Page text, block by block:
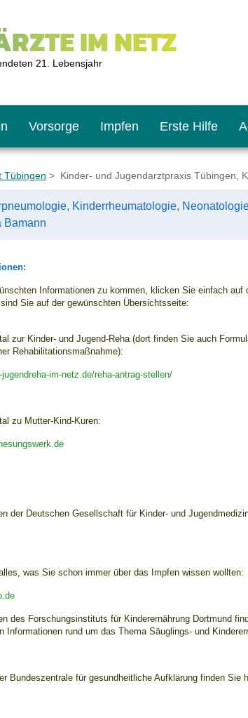
IM NETZ
21. Lebensjahr
Vorsorge
U9
U11
J2
Impfen
wie oft?
beachten?
Erste Hilfe
zum Bildschirmmediengebrauch
Vorsorgen
Tübingen > Kinder- und Jugendarztpraxis Tübingen,
Kinderrheumatologie, Neonatologie
Bamann
Informationen zu kommen, klicken Sie einfach auf
Sie auf der gewünschten Übersichtsseite:
zur Kinder- und Jugend-Reha (dort finden Sie auch
Rehabilitationsmaßnahme):
jugendreha-im-netz.de/reha-antrag-stellen/
zu Mutter-Kind-Kuren:
der Deutschen Gesellschaft für Kinder- und
was Sie schon immer über das Impfen wissen wollten:
des Forschungsinstituts für Kinderernährung Dortmund
Informationen rund um das Thema Säuglings- und
Bundeszentrale für gesundheitliche Aufklärung finden Sie